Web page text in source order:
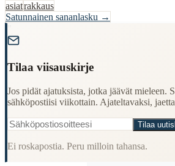
asiatrakkaus
Satunnainen sananlasku →
Tilaa viisauskirje
Jos pidät ajatuksista, jotka jäävät mieleen.
sähköpostiisi viikottain. Ajateltavaksi,
Tilaa
Ei roskapostia. Peru milloin tahansa.